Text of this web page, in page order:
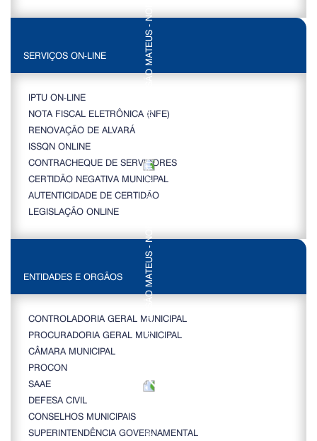
SERVIÇOS ON-LINE
IPTU ON-LINE
NOTA FISCAL ELETRÔNICA (NFE)
RENOVAÇÃO DE ALVARÁ
ISSQN ONLINE
CONTRACHEQUE DE SERVIDORES
CERTIDÃO NEGATIVA MUNICIPAL
AUTENTICIDADE DE CERTIDÃO
LEGISLAÇÃO ONLINE
ENTIDADES E ORGÃOS
CONTROLADORIA GERAL MUNICIPAL
PROCURADORIA GERAL MUNICIPAL
CÂMARA MUNICIPAL
PROCON
SAAE
DEFESA CIVIL
CONSELHOS MUNICIPAIS
SUPERINTENDÊNCIA GOVERNAMENTAL